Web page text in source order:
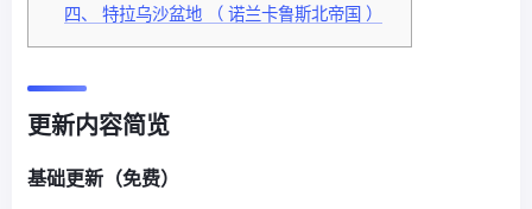
四、 特拉乌沙盆地 （ 诺兰卡鲁斯北帝国 ）
更新内容简览
基础更新（免费）